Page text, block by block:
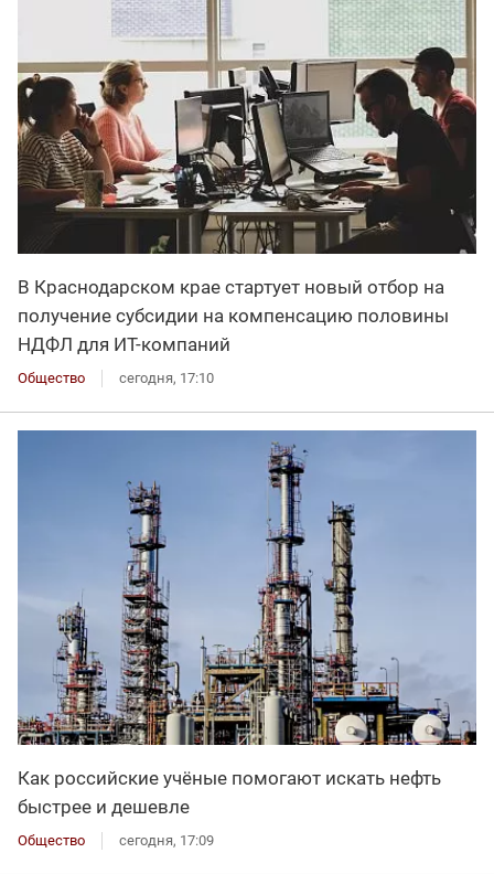
В Краснодарском крае стартует новый отбор на
получение субсидии на компенсацию половины
НДФЛ для ИT-компаний
Общество сегодня, 17:10
Как российские учёные помогают искать нефть
быстрее и дешевле
Общество сегодня, 17:09